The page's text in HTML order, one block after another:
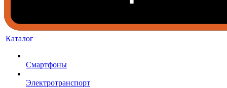
Каталог
Смартфоны
Электротранспорт